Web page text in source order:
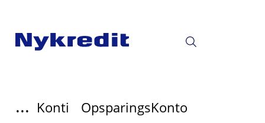
... Konti OpsparingsKonto